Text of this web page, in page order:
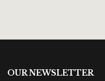
OUR NEWSLETTER